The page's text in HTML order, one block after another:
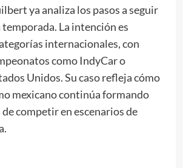
ya analiza los pasos a seguir
La intención es
internacionales, con
como IndyCar o
Unidos. Su caso refleja cómo
mexicano continúa formando
competir en escenarios de